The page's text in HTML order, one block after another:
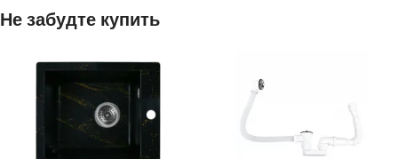
Не забудте купить